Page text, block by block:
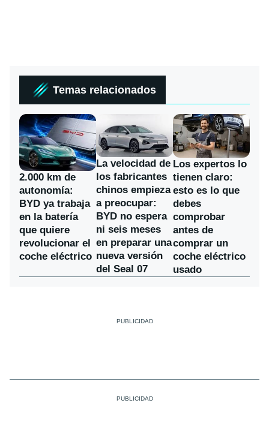
Temas relacionados
2.000 km de
autonomía:
BYD ya trabaja
en la batería
que quiere
revolucionar el
coche eléctrico
La velocidad de
los fabricantes
chinos empieza
a preocupar:
BYD no espera
ni seis meses
en preparar una
nueva versión
del Seal 07
Los expertos lo
tienen claro:
esto es lo que
debes
comprobar
antes de
comprar un
coche eléctrico
usado